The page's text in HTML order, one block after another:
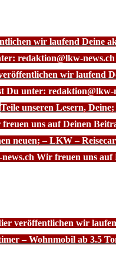
wir laufend Deine
redaktion@lkw-
wir laufend
Du unter:
Teile unseren Lesern,
uns auf Deinen
neuen; – LKW –
Wir freuen uns auf
veröffentlichen wir
– Wohnmobil ab 3.5